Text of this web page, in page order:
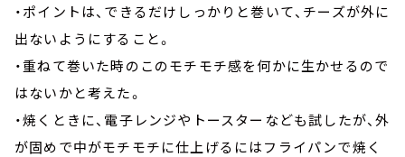
・ポイントは、できるだけしっかりと巻いて、チーズが外に
出ないようにすること。
・重ねて巻いた時のこのモチモチ感を何かに生かせるので
はないかと考えた。
・焼くときに、電子レンジやトースターなども試したが、外
が固めで中がモチモチに仕上げるにはフライパンで焼く